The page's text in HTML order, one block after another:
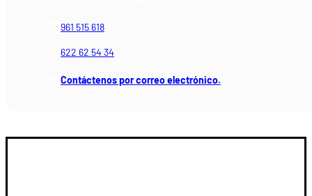
961 515 618
622 62 54 34
Contáctenos por correo electrónico.